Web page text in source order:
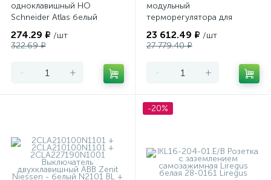
одноклавишный НО
Schneider Atlas белый
274.29 ₽ /шт
322.69 ₽
- +
модульный
терморегулятора для
программируемый Merten
23 612.49 ₽ /шт
27 779.40 ₽
- +
-20%